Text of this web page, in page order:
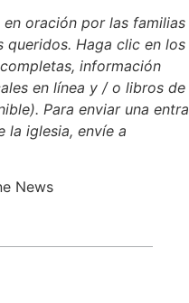
oración por las familias
queridos. Haga clic en los
información
en línea y / o libros de
Para enviar una
la iglesia, envíe a
News